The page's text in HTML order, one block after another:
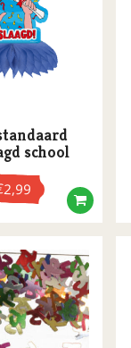
school
2,99